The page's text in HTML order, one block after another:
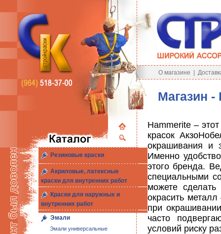
Резиновые краски
Акриловые, латексные
краски для внутренних работ
Краски для наружных и
внутренних работ
Эмали
Эмали универсальные
О магазине
Магазин -
Hammerite –
красок
окрашивания и
Именно
этого бренда.
специальными
можете
окрасить
при
часто
условий риску